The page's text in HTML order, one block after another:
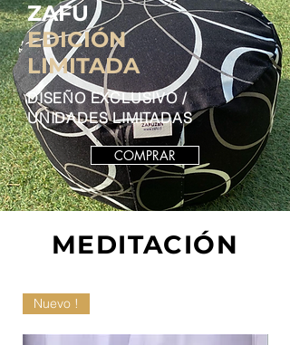
ZAFU
EDICIÓN
LIMITADA
DISEÑO EXCLUSIVO /
UNIDADES LIMITADAS
COMPRAR
MEDITACIÓN
Nuevo !